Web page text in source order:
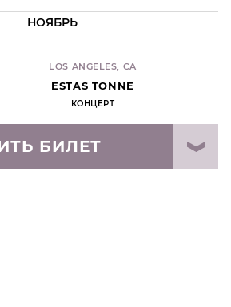
НОЯБРЬ
LOS ANGELES, CA
ESTAS TONNE
КОНЦЕРТ
БИЛЕТ